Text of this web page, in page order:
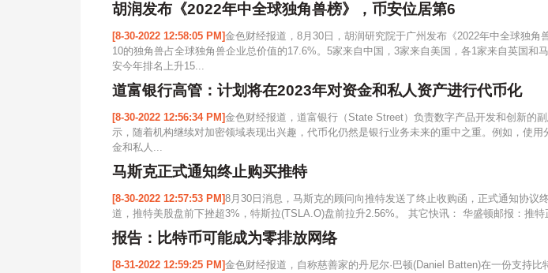
胡润发布《2022年中全球独角兽榜》，币安位居第6
[8-30-2022 12:58:05 PM]金色财经报道，8月30日，胡润研究院于广州发布《2022年中全球独角
10的独角兽占全球独角兽企业总价值的17.6%。5家来自中国，3家来自美国，各1家来自英国和
安今年排名上升15...
道富银行高管：计划将在2023年对资金和私人资产进行代币化
[8-30-2022 12:56:34 PM]金色财经报道，道富银行（State Street）负责数字产品开发和创新的
示，随着机构继续对加密领域表现出兴趣，代币化仍然是银行业务未来的重中之重。例如，使用
金和私人...
马斯克正式通知终止购买推特
[8-30-2022 12:57:53 PM]8月30日消息，马斯克的顾问向推特发送了终止收购函，正式通知协议
道，推特美股盘前下挫超3%，特斯拉(TSLA.O)盘前拉升2.56%。 其它快讯： 华盛顿邮报：推特
报告：比特币可能成为零排放网络
[8-31-2022 12:59:25 PM]金色财经报道，自称慈善家的丹尼尔·巴顿(Daniel Batten)在一份支持比